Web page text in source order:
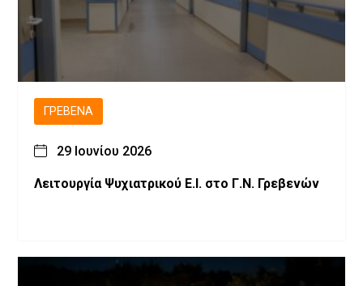
ΓΡΕΒΕΝΆ
29 Ιουνίου 2026
Λειτουργία Ψυχιατρικού Ε.Ι. στο Γ.Ν. Γρεβενών